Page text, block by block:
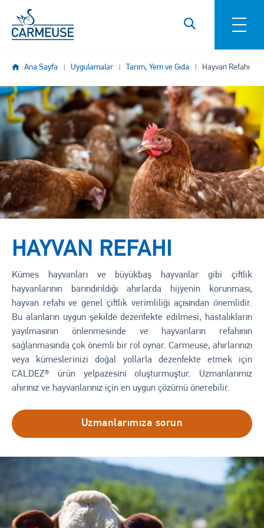
Ana içeriğe atla
Ana Sayfa Uygulamalar Tarım, Yem ve Gıda Hayvan Refahı
HAYVAN REFAHI
Kümes hayvanları ve büyükbaş hayvanlar gibi çiftlik
hayvanlarının barındırıldığı ahırlarda hijyenin korunması,
hayvan refahı ve genel çiftlik verimliliği açısından önemlidir.
Bu alanların uygun şekilde dezenfekte edilmesi, hastalıkların
yayılmasının önlenmesinde ve hayvanların refahının
sağlanmasında çok önemli bir rol oynar. Carmeuse, ahırlarınızı
veya kümeslerinizi doğal yollarla dezenfekte etmek için
CALDEZ® ürün yelpazesini oluşturmuştur. Uzmanlarımız
ahırınız ve hayvanlarınız için en uygun çözümü önerebilir.
Uzmanlarımıza sorun
Resim